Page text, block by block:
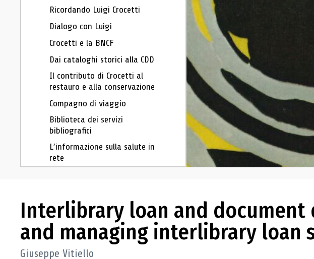
Ricordando Luigi Crocetti
Dialogo con Luigi
Crocetti e la BNCF
Dai cataloghi storici alla CDD
Il contributo di Crocetti al
restauro e alla conservazione
Compagno di viaggio
Biblioteca dei servizi
bibliografici
L’informazione sulla salute in
rete
Administration et bibliothèques
Casi di restauro di libri ed altri
manufatti cartacei
Juan Caramuel y Lobkowitz in
Interlibrary loan and
and managing interlibrary loan
Giuseppe Vitiello